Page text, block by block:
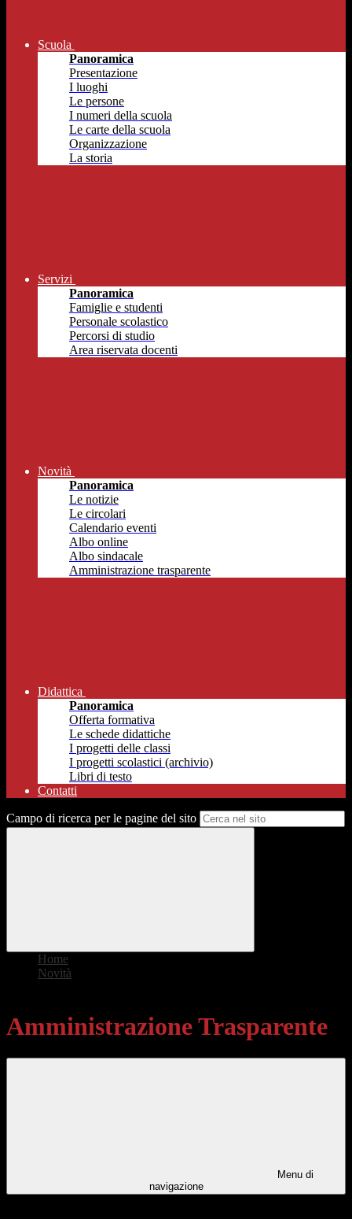
Scuola
Panoramica
Presentazione
I luoghi
Le persone
I numeri della scuola
Le carte della scuola
Organizzazione
La storia
Servizi
Panoramica
Famiglie e studenti
Personale scolastico
Percorsi di studio
Area riservata docenti
Novità
Panoramica
Le notizie
Le circolari
Calendario eventi
Albo online
Albo sindacale
Amministrazione trasparente
Didattica
Panoramica
Offerta formativa
Le schede didattiche
I progetti delle classi
I progetti scolastici (archivio)
Libri di testo
Contatti
Campo di ricerca per le pagine del sito
Home
Novità
Amministrazione Trasparente
Menu di
navigazione